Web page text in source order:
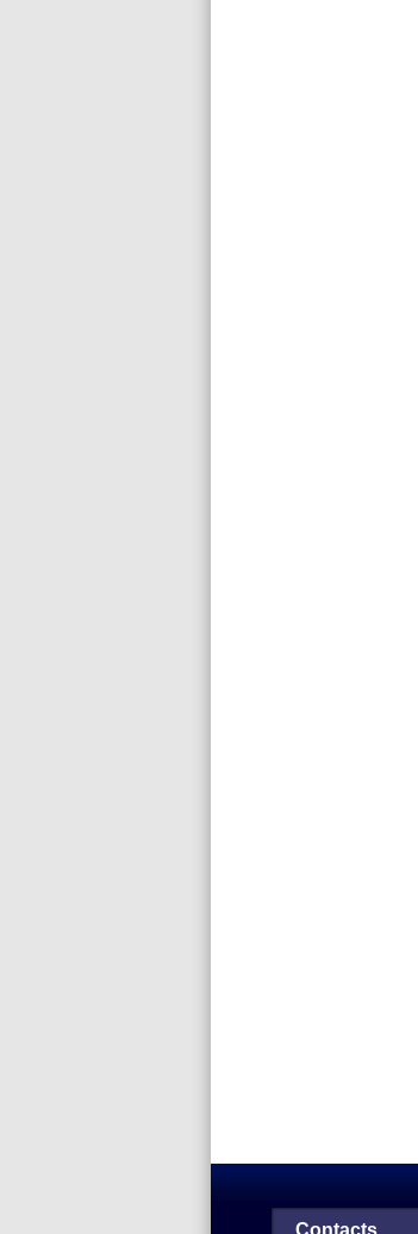
Contacts